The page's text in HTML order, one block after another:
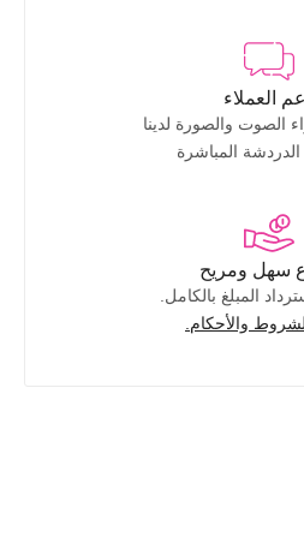
العملاء
الصوت والصورة لدينا
المباشرة
سهل ومريح
والأحكام.